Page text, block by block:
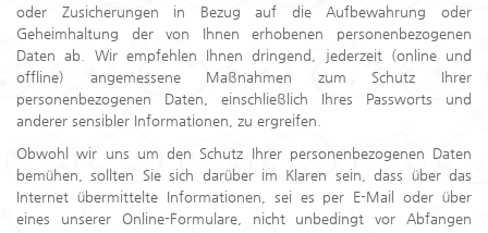
oder Zusicherungen in Bezug auf die Aufbewahrung oder
Geheimhaltung der von Ihnen erhobenen personenbezogenen
Daten ab. Wir empfehlen Ihnen dringend, jederzeit (online und
offline) angemessene Maßnahmen zum Schutz Ihrer
personenbezogenen Daten, einschließlich Ihres Passworts und
anderer sensibler Informationen, zu ergreifen.
Obwohl wir uns um den Schutz Ihrer personenbezogenen Daten
bemühen, sollten Sie sich darüber im Klaren sein, dass über das
Internet übermittelte Informationen, sei es per E-Mail oder über
eines unserer Online-Formulare, nicht unbedingt vor Abfangen